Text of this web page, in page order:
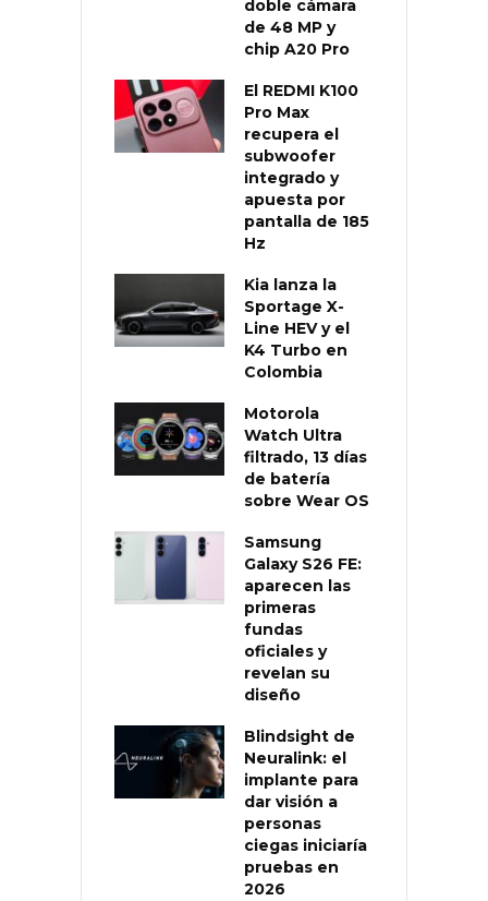
doble cámara
de 48 MP y
chip A20 Pro
El REDMI K100
Pro Max
recupera el
subwoofer
integrado y
apuesta por
pantalla de 185
Hz
Kia lanza la
Sportage X-
Line HEV y el
K4 Turbo en
Colombia
Motorola
Watch Ultra
filtrado, 13 días
de batería
sobre Wear OS
Samsung
Galaxy S26 FE:
aparecen las
primeras
fundas
oficiales y
revelan su
diseño
Blindsight de
Neuralink: el
implante para
dar visión a
personas
ciegas iniciaría
pruebas en
2026